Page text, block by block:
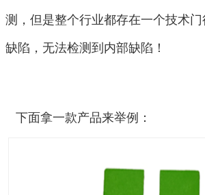
测，但是整个行业都存在一个技术
缺陷，无法检测到内部缺陷！
下面拿一款产品来举例：